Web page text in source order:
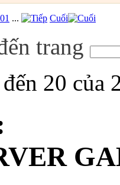
... Cuối
trang
20 của